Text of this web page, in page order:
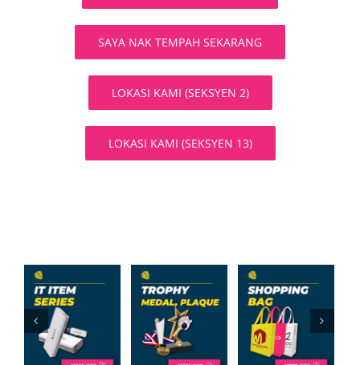
SAYA NAK TEMPAH SEKARANG
LOKASI KAMI (SEKSYEN 2)
LOKASI KAMI (SEKSYEN 13)